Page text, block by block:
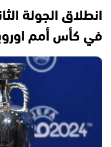
انطلاق الجولة
في كأس أمم اوروبا